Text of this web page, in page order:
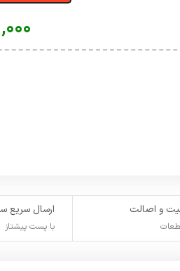
و اصالت ارسال سریع
با پست پیشتاز